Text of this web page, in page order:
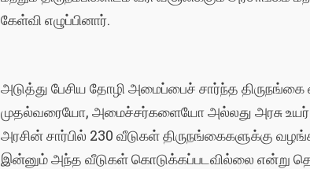
கேள்வி எழுப்பினார்.
அடுத்து பேசிய தோழி அமைப்பைச் சார்ந்த
முதல்வரையோ, அமைச்சர்களையோ அல்லது அரசு உயர்
அரசின் சார்பில் 230 வீடுகள் திருநங்கைகளுக்கு
இன்னும் அந்த வீடுகள் கொடுக்கப்படவில்லை என்று